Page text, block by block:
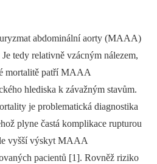
abdominální aorty (MAAA)
tedy relativně vzácným nálezem,
mortalitě patří MAAA
hlediska k závažným stavům.
je problematická diagnostika
plyne častá komplikace rupturou
vyšší výskyt MAAA
pacientů [1]. Rovněž riziko